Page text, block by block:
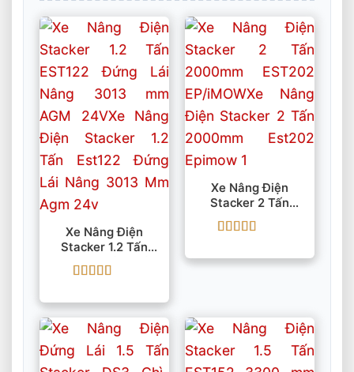
Xe Nâng Điện
Stacker 1.2 Tấn
EST122 Đứng Lái
Nâng 3013 Mm
hạng55 sao
Xe Nâng Điện
Stacker 2 Tấn
2000mm EST202
EP/iMOW
hạng55 sao